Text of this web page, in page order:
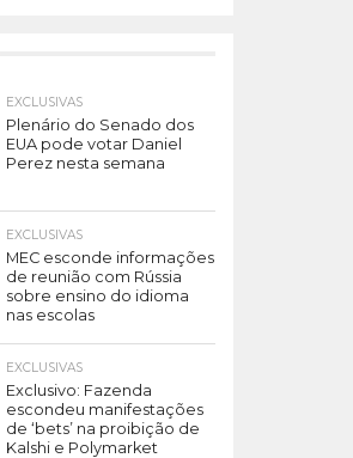
EXCLUSIVAS
Plenário do Senado dos
EUA pode votar Daniel
Perez nesta semana
EXCLUSIVAS
MEC esconde informações
de reunião com Rússia
sobre ensino do idioma
nas escolas
EXCLUSIVAS
Exclusivo: Fazenda
escondeu manifestações
de ‘bets’ na proibição de
Kalshi e Polymarket